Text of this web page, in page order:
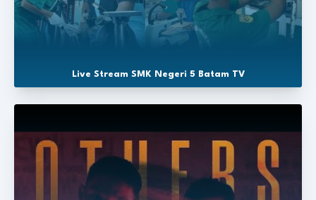
Live Stream SMK Negeri 5 Batam TV